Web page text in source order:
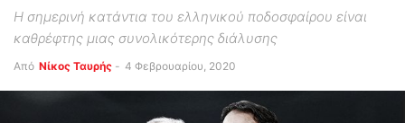
Η σημερινή κατάντια του ελληνικού ποδοσφαίρου είναι
καθρέφτης μιας συνολικότερης διάλυσης
Από Νίκος Ταυρής - 4 Φεβρουαρίου, 2020